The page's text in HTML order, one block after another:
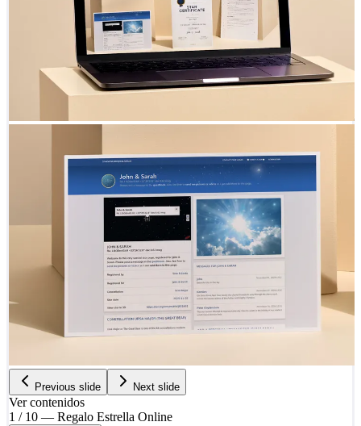
Previous slide Next slide
Ver contenidos
1 / 10 — Regalo Estrella Online